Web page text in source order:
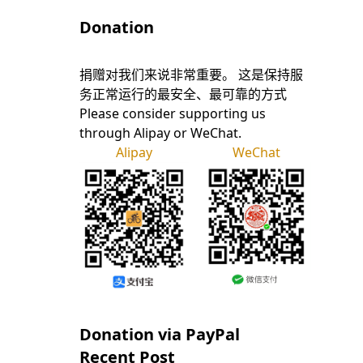
Donation
捐赠对我们来说非常重要。 这是保持服
务正常运行的最安全、最可靠的方式
Please consider supporting us
through Alipay or WeChat.
Alipay
WeChat
Donation via PayPal
Recent Post